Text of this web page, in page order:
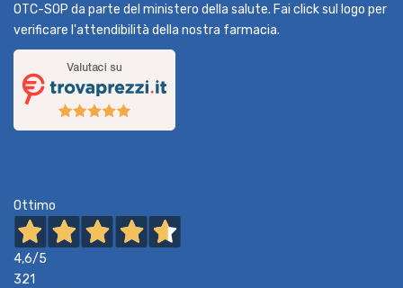
OTC-SOP da parte del ministero della salute. Fai click sul logo per
verificare l'attendibilità della nostra farmacia.
Ottimo
4,6/5
321